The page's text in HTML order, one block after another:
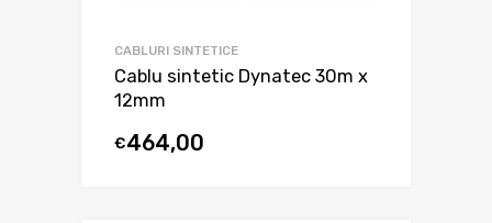
CABLURI SINTETICE
Cablu sintetic Dynatec 30m x
12mm
€464,00